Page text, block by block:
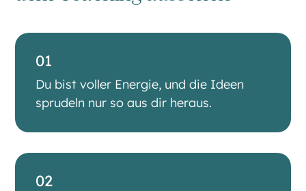
01
Du bist voller Energie, und die Ideen
sprudeln nur so aus dir heraus.
02